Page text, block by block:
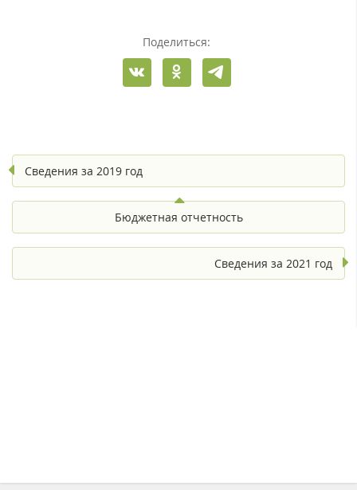
Поделиться:
Сведения за 2019 год
Бюджетная отчетность
Сведения за 2021 год